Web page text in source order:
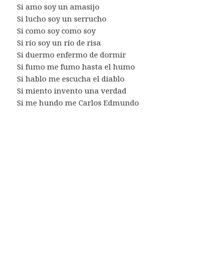
Si amo soy un amasijo
Si lucho soy un serrucho
Si como soy como soy
Si río soy un río de risa
Si duermo enfermo de dormir
Si fumo me fumo hasta el humo
Si hablo me escucha el diablo
Si miento invento una verdad
Si me hundo me Carlos Edmundo